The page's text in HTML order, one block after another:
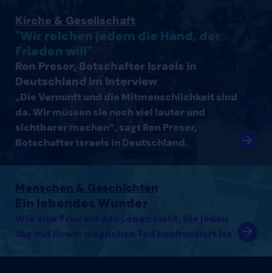
Kirche & Gesellschaft
"Wir reichen jedem die Hand, der
Frieden will"
Ron Prosor, Botschafter Israels in
Deutschland im Interview
„Die Vernunft und die Mitmenschlichkeit sind
da. Wir müssen sie noch viel lauter und
sichtbarer machen“, sagt Ron Prosor,
Botschafter Israels in Deutschland.
Menschen & Geschichten
Ein lebendes Wunder
Wie eine Frau auf das Leben sieht, die jeden
Tag mit ihrem möglichen Tod konfrontiert ist